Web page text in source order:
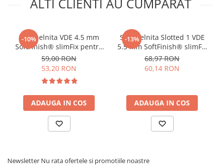
Lungimea vizibila a lamei: 100 mm
Diametrul manerului:
Standard de functionare:
certificare IEC 60900
Rezistenta la tensiune:1.000 V AC (VDE)
Ce contine cutia?
1 x Surubelnita Slotted 1 VDE 3.5 mm SoftFinish® slimFix
pentru electricieni Wiha 35446 - 3201
ALTI CLIENTI AU CUMPARAT
-10%
Surubelnita VDE 4.5 mm
SoftFinish® slimFix pentru
electricieni Wiha 35501
59,00 RON
53,20 RON
ADAUGA IN COS
-13%
Surubelnita Slotted 1 VDE
5.5 mm SoftFinish® slimFix
pentru electricieni Wiha
35391
68,97 RON
60,14 RON
ADAUGA IN COS
Newsletter Nu rata ofertele si promotiile noastre